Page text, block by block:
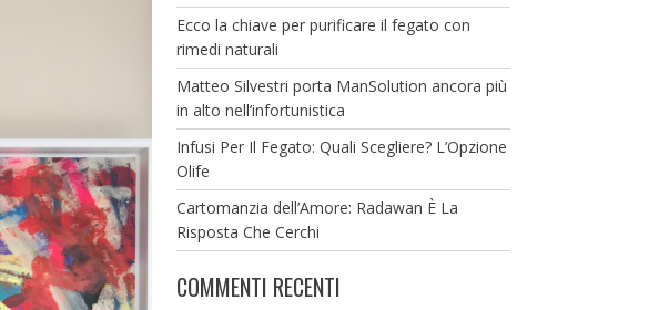
Ecco la chiave per purificare il fegato con
rimedi naturali
Matteo Silvestri porta ManSolution ancora più
in alto nell’infortunistica
Infusi Per Il Fegato: Quali Scegliere? L’Opzione
Olife
Cartomanzia dell’Amore: Radawan È La
Risposta Che Cerchi
COMMENTI RECENTI